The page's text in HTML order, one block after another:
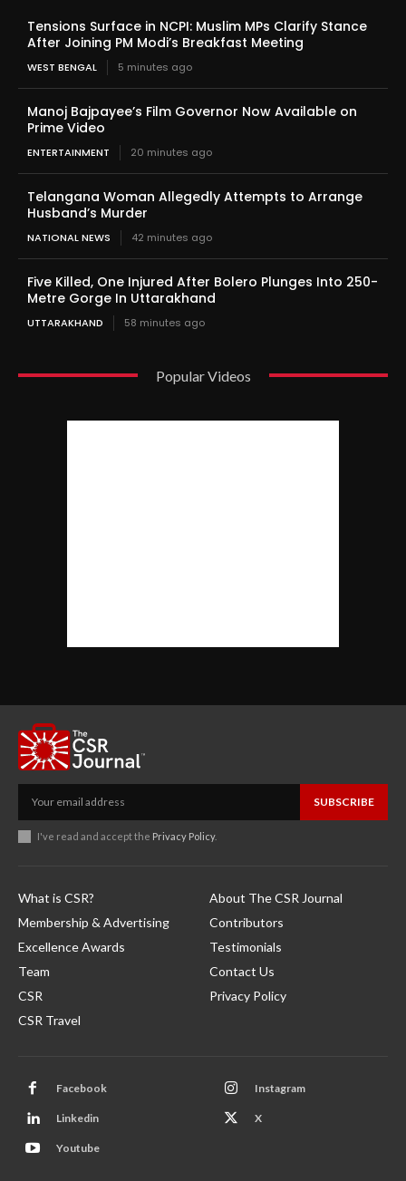
Tensions Surface in NCPI: Muslim MPs Clarify Stance
After Joining PM Modi’s Breakfast Meeting
WEST BENGAL 5 minutes ago
Manoj Bajpayee’s Film Governor Now Available on
Prime Video
ENTERTAINMENT 20 minutes ago
Telangana Woman Allegedly Attempts to Arrange
Husband’s Murder
NATIONAL NEWS 42 minutes ago
Five Killed, One Injured After Bolero Plunges Into 250-
Metre Gorge In Uttarakhand
UTTARAKHAND 58 minutes ago
Popular Videos
SUBSCRIBE
I've read and accept the Privacy Policy.
What is CSR?
Membership & Advertising
Excellence Awards
Team
CSR
CSR Travel
About The CSR Journal
Contributors
Testimonials
Contact Us
Privacy Policy
Facebook Instagram
Linkedin X
Youtube